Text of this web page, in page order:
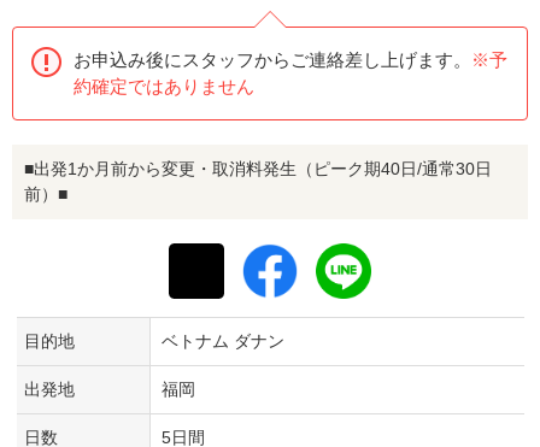
お申込み後にスタッフからご連絡差し上げます。
※予
約確定ではありません
■出発1か月前から変更・取消料発生（ピーク期40日/通常30日
前）■
目的地 ベトナム ダナン
出発地 福岡
日数 5日間